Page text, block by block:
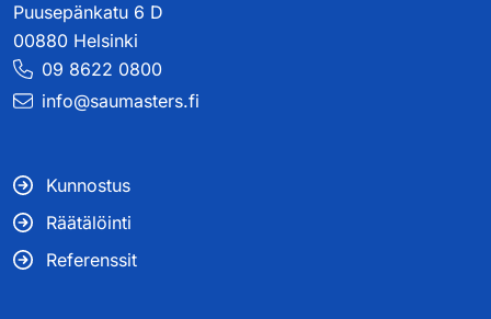
Puusepänkatu 6 D
00880 Helsinki
09 8622 0800
info@saumasters.fi
Kunnostus
Räätälöinti
Referenssit